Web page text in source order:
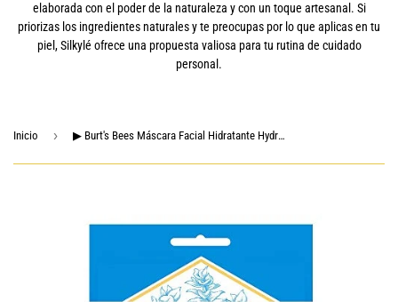
elaborada con el poder de la naturaleza y con un toque artesanal. Si
priorizas los ingredientes naturales y te preocupas por lo que aplicas en tu
piel, Silkylé ofrece una propuesta valiosa para tu rutina de cuidado
personal.
Inicio › ▶ Burt's Bees Máscara Facial Hidratante Hydrating Sheet Mask with Clary Sage